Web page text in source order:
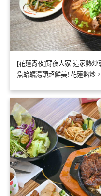
[花蓮宵夜]宵夜人家-這家熱
魚蛤蠣湯頭超鮮美! 花蓮熱炒